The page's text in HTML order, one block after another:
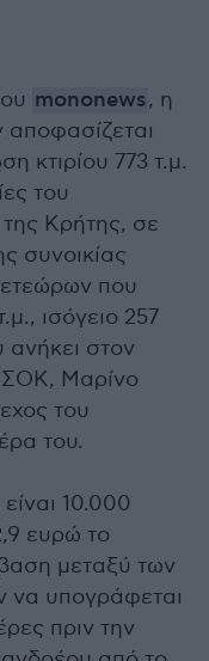
mononews, η
κτιρίου 773 τ.μ.
του
Κρήτης, σε
συνοικίας
που
ισόγειο 257
στον
Μαρίνο
του
του.
10.000
ευρώ το
μεταξύ των
υπογράφεται
πριν την